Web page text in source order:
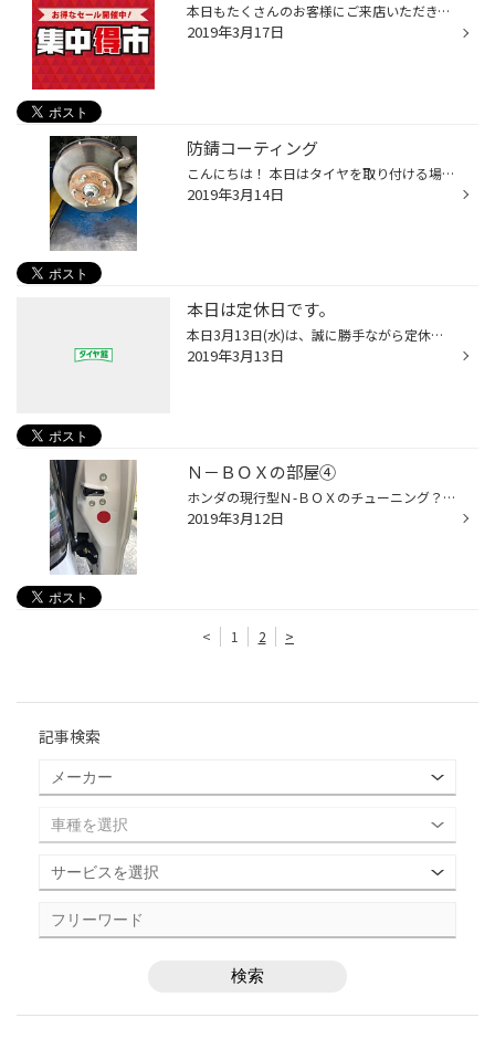
本日もたくさんのお客様にご来店いただき、ありがとうございました。 『集中得市』セール最初の週末を迎え、スタッドレスタイヤから 夏タイヤへの履き替えのお客様と、夏タイヤを新品に交換される お客様がたくさんご来店され、忙しい一日となりました。 また、ピットも混雑した為、作業終了までの...
2019年3月17日
防錆コーティング
こんにちは！ 本日はタイヤを取り付ける場所（ハブ）の防錆コーティングを行いました！ ハブが錆びたまま取り付けを行うとタイヤが真っ直ぐ取り付けられずガタがでたり、タイヤの偏摩耗に繋がることもあります(；ω；) 防錆コーティングはタイヤを外さないと行うことができません。 是非、この夏タイ...
2019年3月14日
本日は定休日です。
本日3月13日(水)は、誠に勝手ながら定休日とさせていただきます。 3月14日(木)からは通常営業となりますので、 皆様のご来店をお待ちしております。 ＊3月の定休日＊ 3月13日(水)・3月20日(水)
2019年3月13日
Ｎ－ＢＯＸの部屋④
ホンダの現行型Ｎ-ＢＯＸのチューニング？を ご紹介する『Ｎ-ＢＯＸの部屋』です。 有名ＳＮＳでは定番となったパーツをご紹介いたします。 今回は3/10更新分『N-ＢＯＸの部屋③』の続編です。 ↓ ↓ ↓ スライドドアを開けた状態で、車の後方から見ると 銀色のボルトが何か所か見えます。 ↓ ↓ ↓ こちら...
2019年3月12日
< 1 2 >
記事検索